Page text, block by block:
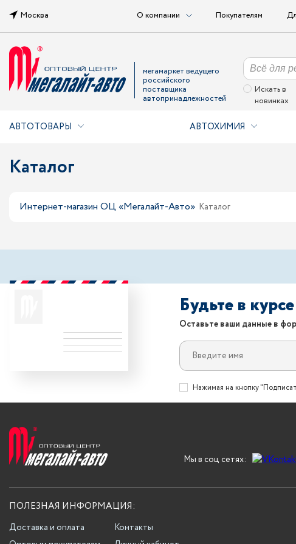
Москва О компании Покупателям
мегамаркет ведущего
российского
поставщика
автопринадлежностей
Искать в
новинках
АВТОТОВАРЫ АВТОХИМИЯ
Каталог
Интернет-магазин ОЦ «Мегалайт-Авто» Каталог
Будьте в
Оставьте ваши данные в
Нажимая на кнопку
Мы в соц сетях:
ПОЛЕЗНАЯ ИНФОРМАЦИЯ:
Доставка и оплата
Контакты